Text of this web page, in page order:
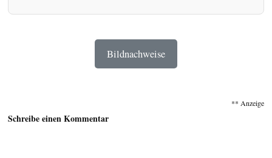
Bildnachweise
** Anzeige
Schreibe einen Kommentar